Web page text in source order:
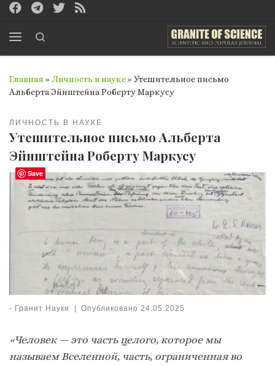
Перейти к содержимому
Главная » Личность в науке» Утешительное письмо
Альберта Эйнштейна Роберту Маркусу
ЛИЧНОСТЬ В НАУКЕ
Утешительное письмо Альберта
Эйнштейна Роберту Маркусу
- Гранит Науки | Опубликовано 24.05.2025
«Человек — это часть целого, которое мы
называем Вселенной, часть, ограниченная во
Save